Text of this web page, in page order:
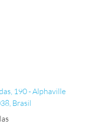
190 - Alphaville
Brasil